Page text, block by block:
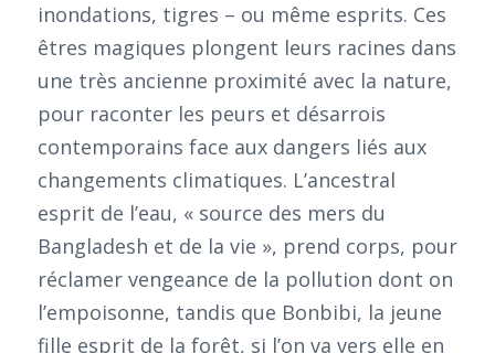
inondations, tigres – ou même esprits. Ces
êtres magiques plongent leurs racines dans
une très ancienne proximité avec la nature,
pour raconter les peurs et désarrois
contemporains face aux dangers liés aux
changements climatiques. L’ancestral
esprit de l’eau, « source des mers du
Bangladesh et de la vie », prend corps, pour
réclamer vengeance de la pollution dont on
l’empoisonne, tandis que Bonbibi, la jeune
fille esprit de la forêt, si l’on va vers elle en